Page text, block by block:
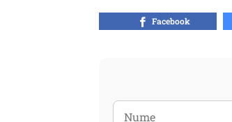
Facebook